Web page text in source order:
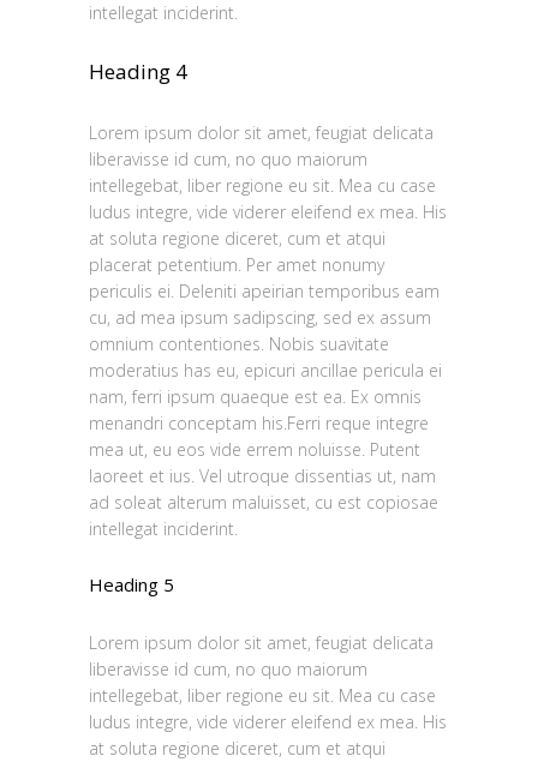
intellegat inciderint.
Heading 4
Lorem ipsum dolor sit amet, feugiat delicata
liberavisse id cum, no quo maiorum
intellegebat, liber regione eu sit. Mea cu case
ludus integre, vide viderer eleifend ex mea. His
at soluta regione diceret, cum et atqui
placerat petentium. Per amet nonumy
periculis ei. Deleniti apeirian temporibus eam
cu, ad mea ipsum sadipscing, sed ex assum
omnium contentiones. Nobis suavitate
moderatius has eu, epicuri ancillae pericula ei
nam, ferri ipsum quaeque est ea. Ex omnis
menandri conceptam his.Ferri reque integre
mea ut, eu eos vide errem noluisse. Putent
laoreet et ius. Vel utroque dissentias ut, nam
ad soleat alterum maluisset, cu est copiosae
intellegat inciderint.
Heading 5
Lorem ipsum dolor sit amet, feugiat delicata
liberavisse id cum, no quo maiorum
intellegebat, liber regione eu sit. Mea cu case
ludus integre, vide viderer eleifend ex mea. His
at soluta regione diceret, cum et atqui